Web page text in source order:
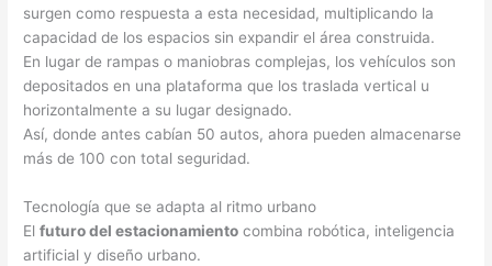
surgen como respuesta a esta necesidad, multiplicando la
capacidad de los espacios sin expandir el área construida.
En lugar de rampas o maniobras complejas, los vehículos son
depositados en una plataforma que los traslada vertical u
horizontalmente a su lugar designado.
Así, donde antes cabían 50 autos, ahora pueden almacenarse
más de 100 con total seguridad.
Tecnología que se adapta al ritmo urbano
Elfuturo del estacionamiento combina robótica, inteligencia
artificial y diseño urbano.